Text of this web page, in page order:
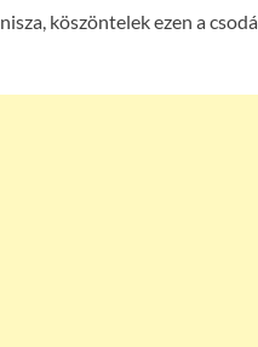
köszöntelek ezen a